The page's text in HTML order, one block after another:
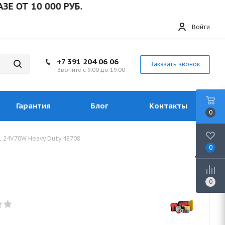
10 000 РУБ.
Войти
+7 391 204 06 06
Звоните с 9:00 до 19:00
Заказать звонок
Гарантия Блог Контакты
24V70W Heavy Duty 48708
0
0
0